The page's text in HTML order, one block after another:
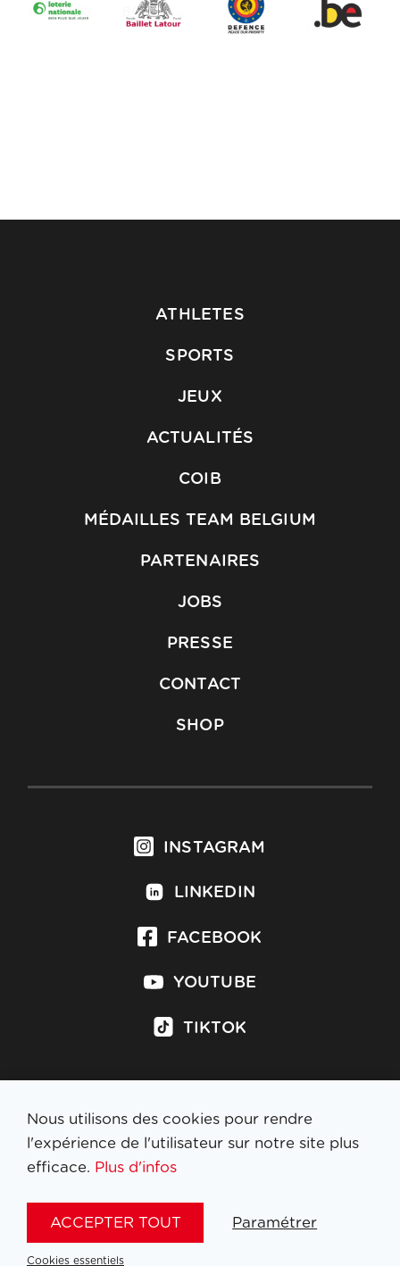
ATHLETES
SPORTS
JEUX
ACTUALITÉS
COIB
MÉDAILLES TEAM BELGIUM
PARTENAIRES
JOBS
PRESSE
CONTACT
SHOP
INSTAGRAM
LINKEDIN
FACEBOOK
YOUTUBE
TIKTOK
S'inscrire à la newsletter
Nous utilisons des cookies pour rendre
l'expérience de l'utilisateur sur notre site plus
efficace. Plus d'infos
ACCEPTER TOUT Paramétrer
Cookies essentiels